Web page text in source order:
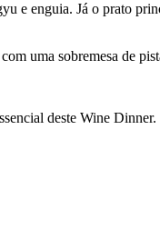
e enguia. Já o prato
uma sobremesa de
deste Wine